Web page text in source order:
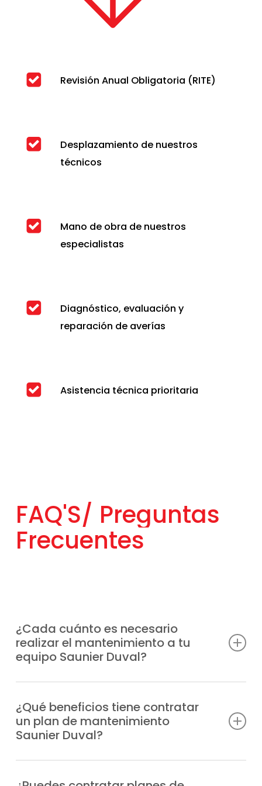
Revisión Anual Obligatoria (RITE)
Desplazamiento de nuestros
técnicos
Mano de obra de nuestros
especialistas
Diagnóstico, evaluación y
reparación de averías
Asistencia técnica prioritaria
FAQ'S/ Preguntas
Frecuentes
¿Cada cuánto es necesario
realizar el mantenimiento a tu
equipo Saunier Duval?
una vez al año, aunque la frecuencia puede
depender del uso que reciba el sistema y
de la puesta a punto que prefieras.
¿Qué beneficios tiene contratar
un plan de mantenimiento
Saunier Duval?